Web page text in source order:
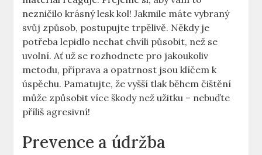
nezničilo krásný lesk kol! Jakmile máte⁢ vybraný
⁢svůj‍ způsob, postupujte trpělivě. Někdy je
potřeba lepidlo nechat ‌chvíli působit, než se
uvolní. Ať už se rozhodnete pro jakoukoliv
metodu, příprava a opatrnost⁢ jsou klíčem⁣ k
úspěchu. Pamatujte, že vyšší tlak během čištění
⁣může způsobit ‌více škody než užitku – nebuďte
příliš agresivní!
Prevence a údržba